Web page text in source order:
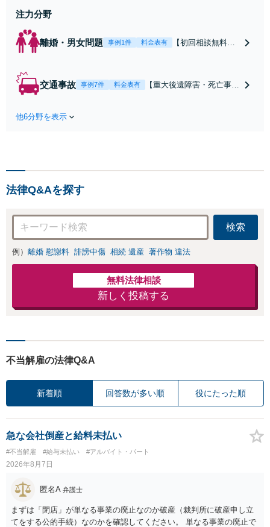
注力分野
離婚・男女問題 事例1件 料金表有
【初回相談無料】
条件で離婚ができ
交通事故 事例7件 料金表有
【重大後遺障害・死亡事案
応・納得できる解決を」
他6分野を表示
法律Q&Aを探す
検索
例） 離婚 慰謝料 誹謗中傷 相続 遺産 著作物 違法
無料法律相談
新しく投稿する
不当解雇の法律Q&A
新着順 回答数が多い順 役にたった順
急な会社倒産と給料未払い
#不当解雇 #給与未払い #アルバイト・パート
2026年8月7日
匿名A 弁護士
まずは「閉店」が単なる事業の廃止なのか破産（裁判所に破産申し立
てをする公的手続）なのかを確認してください。 単なる事業の廃止で